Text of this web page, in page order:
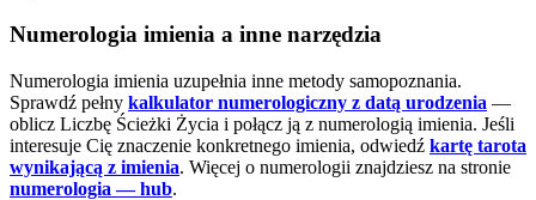
Numerologia imienia a inne narzędzia
Numerologia imienia uzupełnia inne metody samopoznania.
Sprawdź pełny kalkulator numerologiczny z datą urodzenia —
oblicz Liczbę Ścieżki Życia i połącz ją z numerologią imienia. Jeśli
interesuje Cię znaczenie konkretnego imienia, odwiedź kartę tarota
wynikającą z imienia. Więcej o numerologii znajdziesz na stronie
numerologia — hub.